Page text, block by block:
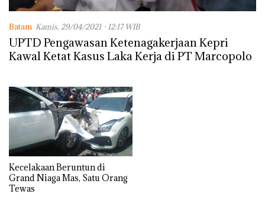
Batam Kamis, 29/04/2021 - 12:17 WIB
UPTD Pengawasan Ketenagakerjaan Kepri
Kawal Ketat Kasus Laka Kerja di PT Marcopolo
Kecelakaan Beruntun di
Grand Niaga Mas, Satu Orang
Tewas